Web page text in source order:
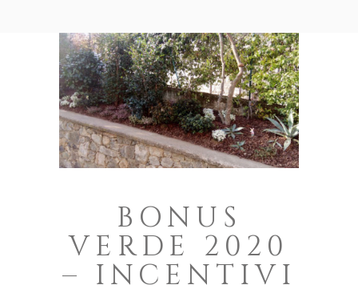
BONUS
VERDE 2020
– INCENTIVI